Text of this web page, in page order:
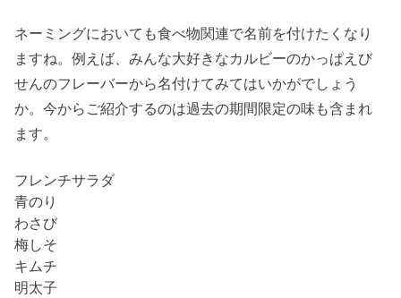
ネーミングにおいても食べ物関連で名前を付けたくなり
ますね。例えば、みんな大好きなカルビーのかっぱえび
せんのフレーバーから名付けてみてはいかがでしょう
か。今からご紹介するのは過去の期間限定の味も含まれ
ます。
フレンチサラダ
青のり
わさび
梅しそ
キムチ
明太子